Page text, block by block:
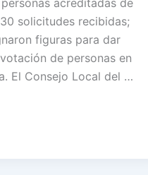
acreditadas de
solicitudes recibidas;
figuras para dar
de personas en
El Consejo Local del …